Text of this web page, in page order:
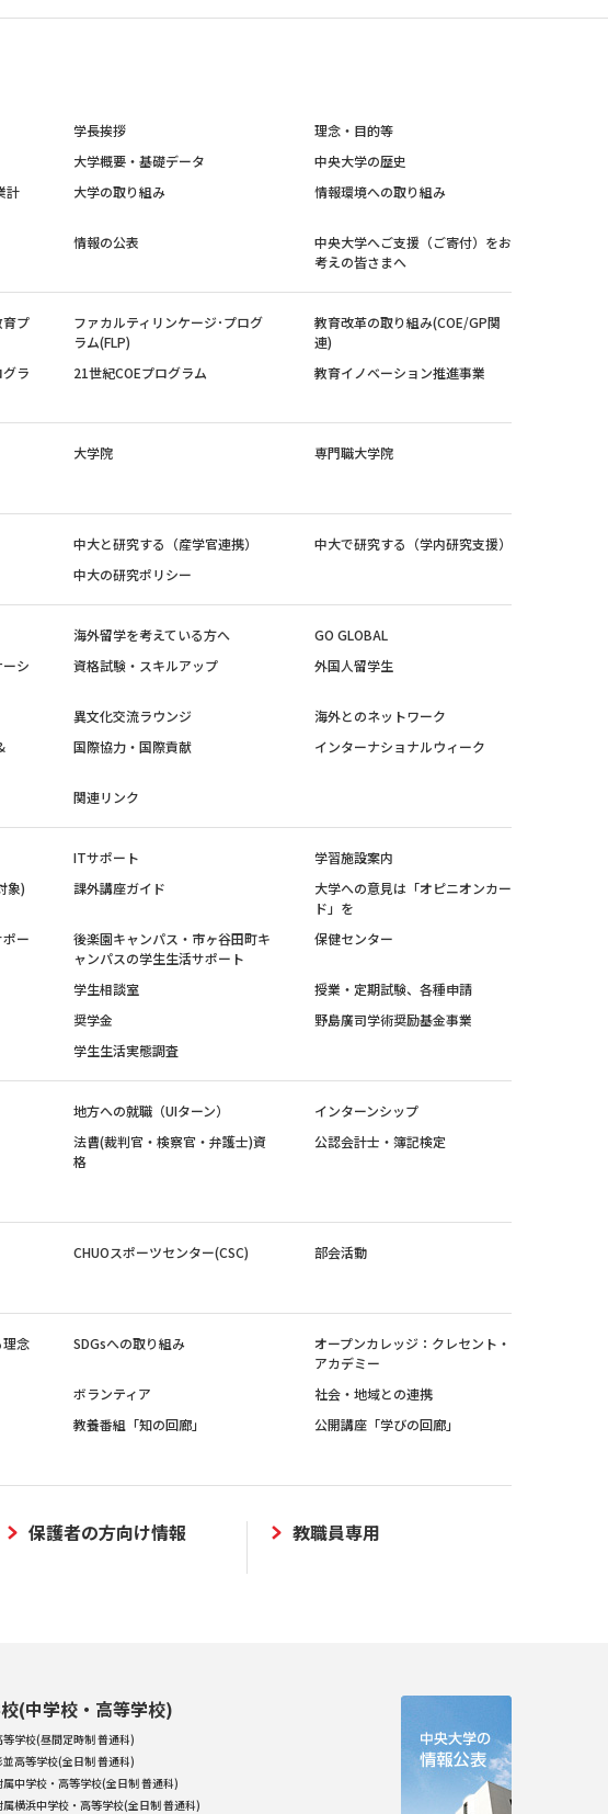
学長挨拶
理念・目的等
大学概要・基礎データ
中央大学の歴史
計
大学の取り組み 情報環境への取り組み
情報の公表
中央大学へご支援（ご寄付）をお
考えの皆さまへ
育プ
ファカルティリンケージ･プログ
ラム(FLP)
教育改革の取り組み(COE/GP関
連)
ラ
21世紀COEプログラム 教育イノベーション推進事業
大学院
専門職大学院
中大と研究する（産学官連携）
中大で研究する（学内研究支援）
中大の研究ポリシー
海外留学を考えている方へ
GO GLOBAL
シ
資格試験・スキルアップ 外国人留学生
異文化交流ラウンジ
海外とのネットワーク
国際協力・国際貢献 インターナショナルウィーク
関連リンク
ITサポート
学習施設案内
象)
課外講座ガイド
大学への意見は「オピニオンカー
ド」を
ー
後楽園キャンパス・市ヶ谷田町キ
ャンパスの学生生活サポート
保健センター
学生相談室
授業・定期試験、各種申請
奨学金
野島廣司学術奨励基金事業
学生生活実態調査
地方への就職（UIターン）
インターンシップ
法曹(裁判官・検察官・弁護士)資
格
公認会計士・簿記検定
CHUOスポーツセンター(CSC)
部会活動
理念 SDGsへの取り組み
オープンカレッジ：クレセント・
アカデミー
ボランティア
社会・地域との連携
教養番組「知の回廊」
公開講座「学びの回廊」
保護者の方向け情報 教職員専用
(中学校・高等学校)
学校(昼間定時制 普通科)
高等学校(全日制 普通科)
中学校・高等学校(全日制 普通科)
横浜中学校・高等学校(全日制 普通科)